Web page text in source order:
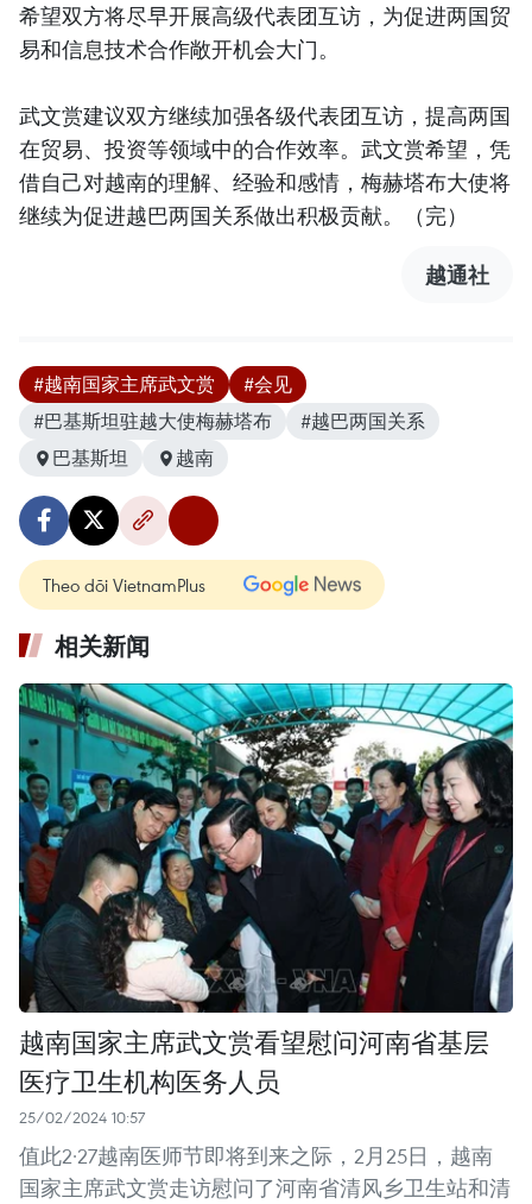
希望双方将尽早开展高级代表团互访，为促进两国贸
易和信息技术合作敞开机会大门。
武文赏建议双方继续加强各级代表团互访，提高两国
在贸易、投资等领域中的合作效率。武文赏希望，凭
借自己对越南的理解、经验和感情，梅赫塔布大使将
继续为促进越巴两国关系做出积极贡献。（完）
越通社
#越南国家主席武文赏
#会见
#巴基斯坦驻越大使梅赫塔布
#越巴两国关系
巴基斯坦
越南
Theo dõi VietnamPlus
相关新闻
越南国家主席武文赏看望慰问河南省基层
医疗卫生机构医务人员
25/02/2024 10:57
值此2·27越南医师节即将到来之际，2月25日，越南
国家主席武文赏走访慰问了河南省清风乡卫生站和清